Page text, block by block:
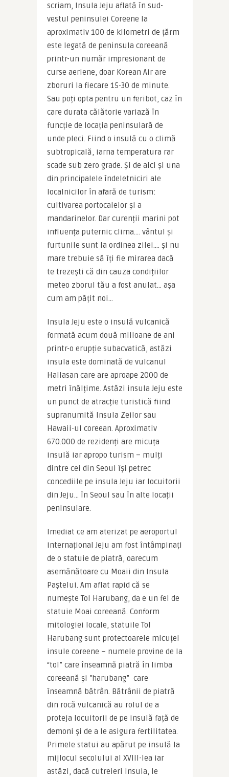
scriam, Insula Jeju aflată în sud-
vestul peninsulei Coreene la
aproximativ 100 de kilometri de țărm
este legată de peninsula coreeană
printr-un număr impresionant de
curse aeriene, doar Korean Air are
zboruri la fiecare 15-30 de minute.
Sau poți opta pentru un feribot, caz în
care durata călătorie variază în
funcție de locația peninsulară de
unde pleci. Fiind o insulă cu o climă
subtropicală, iarna temperatura rar
scade sub zero grade. Și de aici și una
din principalele îndeletniciri ale
localnicilor în afară de turism:
cultivarea portocalelor și a
mandarinelor. Dar curenții marini pot
influența puternic clima…. vântul și
furtunile sunt la ordinea zilei…. și nu
mare trebuie să îți fie mirarea dacă
te trezești că din cauza condițiilor
meteo zborul tău a fost anulat… așa
cum am pățit noi…
Insula Jeju este o insulă vulcanică
formată acum două milioane de ani
printr-o erupție subacvatică, astăzi
insula este dominată de vulcanul
Hallasan care are aproape 2000 de
metri înălțime. Astăzi insula Jeju este
un punct de atracție turistică fiind
supranumită Insula Zeilor sau
Hawaii-ul coreean. Aproximativ
670.000 de rezidenți are micuța
insulă iar apropo turism – mulți
dintre cei din Seoul își petrec
concediile pe insula Jeju iar locuitorii
din Jeju… în Seoul sau în alte locații
peninsulare.
Imediat ce am aterizat pe aeroportul
internațional Jeju am fost întâmpinați
de o statuie de piatră, oarecum
asemănătoare cu Moaii din Insula
Paștelui. Am aflat rapid că se
numește Tol Harubang, da e un fel de
statuie Moai coreeană. Conform
mitologiei locale, statuile Tol
Harubang sunt protectoarele micuței
insule coreene – numele provine de la
“tol” care înseamnă piatră în limba
coreeană și ”harubang”  care
înseamnă bătrân. Bătrânii de piatră
din rocă vulcanică au rolul de a
proteja locuitorii de pe insulă față de
demoni și de a le asigura fertilitatea.
Primele statui au apărut pe insulă la
mijlocul secolului al XVIII-lea iar
astăzi, dacă cutreieri insula, le